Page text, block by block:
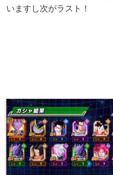
いますし次がラスト！